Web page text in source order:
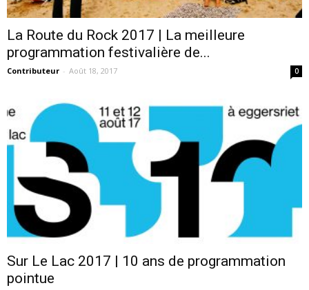
La Route du Rock 2017 | La meilleure
programmation festivalière de...
Contributeur - Août 18, 2017 0
Sur Le Lac 2017 | 10 ans de programmation
pointue